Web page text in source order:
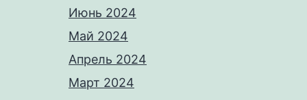
Июнь 2024
Май 2024
Апрель 2024
Март 2024